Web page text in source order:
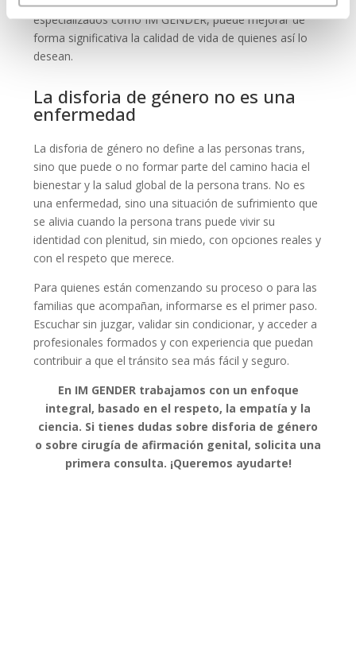
especializados como IM GENDER, puede mejorar de
forma significativa la calidad de vida de quienes así lo
desean.
La disforia de género no es una
enfermedad
La disforia de género no define a las personas trans,
sino que puede o no formar parte del camino hacia el
bienestar y la salud global de la persona trans. No es
una enfermedad, sino una situación de sufrimiento que
se alivia cuando la persona trans puede vivir su
identidad con plenitud, sin miedo, con opciones reales y
con el respeto que merece.
Para quienes están comenzando su proceso o para las
familias que acompañan, informarse es el primer paso.
Escuchar sin juzgar, validar sin condicionar, y acceder a
profesionales formados y con experiencia que puedan
contribuir a que el tránsito sea más fácil y seguro.
En IM GENDER trabajamos con un enfoque
integral, basado en el respeto, la empatía y la
ciencia. Si tienes dudas sobre disforia de género
o sobre cirugía de afirmación genital, solicita una
primera consulta. ¡Queremos ayudarte!